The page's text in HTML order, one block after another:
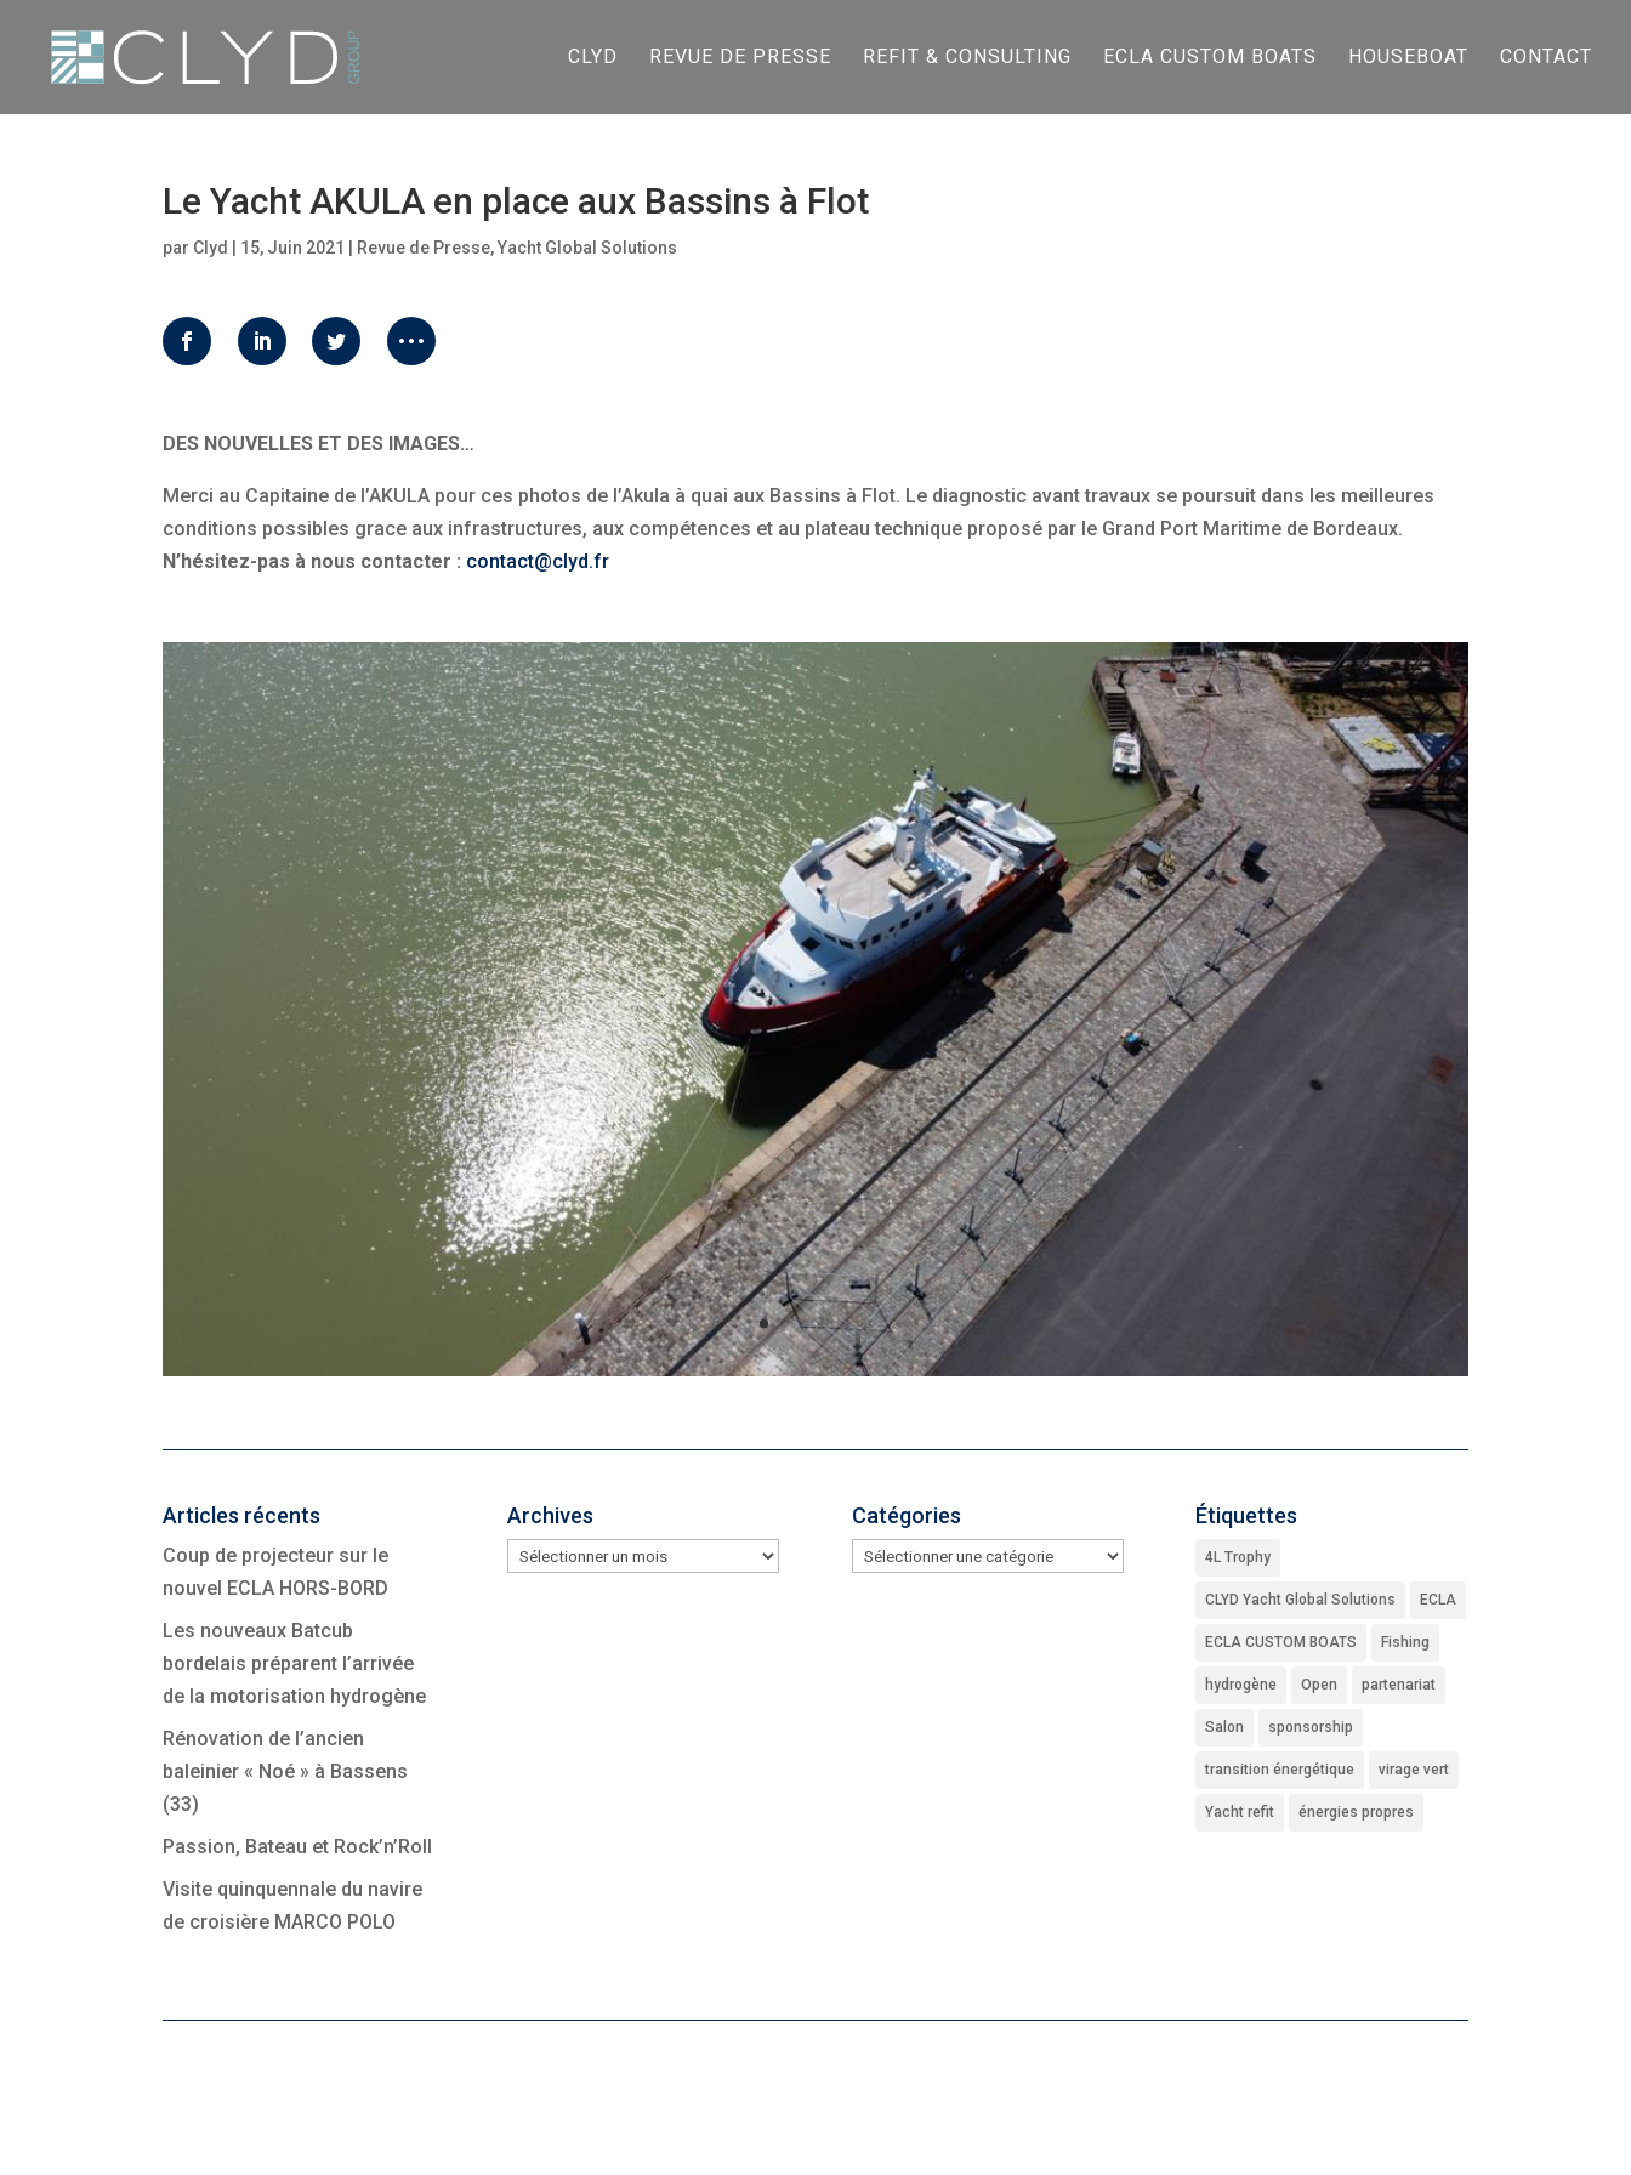
CLYD REVUE DE PRESSE REFIT & CONSULTING ECLA CUSTOM BOATS HOUSEBOAT CONTACT
Le Yacht AKULA en place aux Bassins à Flot
par Clyd 15, Juin 2021 Revue de Presse,Yacht Global Solutions
DES NOUVELLES ET DES IMAGES…
Merci au Capitaine de l’AKULA pour ces photos de l’Akula à quai aux Bassins à Flot. Le diagnostic avant travaux se poursuit dans les meilleures
conditions possibles grace aux infrastructures, aux compétences et au plateau technique proposé par le Grand Port Maritime de Bordeaux.
N’hésitez-pas à nous contacter : contact@clyd.fr
Articles récents
Coup de projecteur sur le
nouvel ECLA HORS-BORD
Les nouveaux Batcub
bordelais préparent l’arrivée
de la motorisation hydrogène
Rénovation de l’ancien
baleinier « Noé » à Bassens
(33)
Passion, Bateau et Rock’n’Roll
Visite quinquennale du navire
de croisière MARCO POLO
Archives
Archives
Catégories
Catégories
Étiquettes
4L Trophy
CLYD Yacht Global Solutions ECLA
ECLA CUSTOM BOATS Fishing
hydrogène Open partenariat
Salon sponsorship
transition énergétique virage vert
Yacht refit énergies propres